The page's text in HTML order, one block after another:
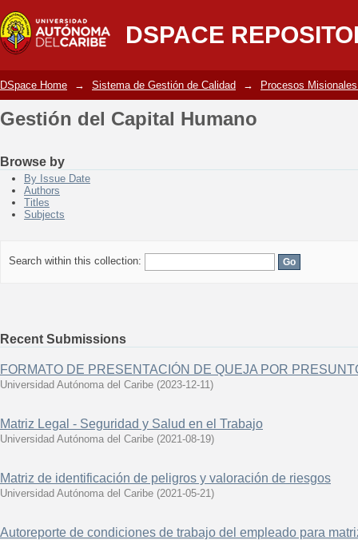
DSPACE
Gestión del Capital Humano
DSpace Home → Sistema de Gestión de Calidad → Procesos
Gestión del Capital Humano
Browse by
By Issue Date
Authors
Titles
Subjects
Search within this collection:
Recent Submissions
FORMATO DE PRESENTACIÓN DE QUEJA POR
Universidad Autónoma del Caribe (2023-12-11)
Matriz Legal - Seguridad y Salud en el Trabajo
Universidad Autónoma del Caribe (2021-08-19)
Matriz de identificación de peligros y valoración de riesgos
Universidad Autónoma del Caribe (2021-05-21)
Autoreporte de condiciones de trabajo del empleado para